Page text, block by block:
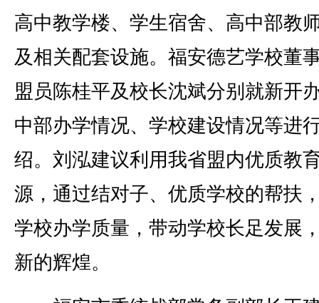
高中教学楼、学生宿舍、高中部教
及相关配套设施。福安德艺学校董
盟员陈桂平及校长沈斌分别就新开
中部办学情况、学校建设情况等进
绍。刘泓建议利用我省盟内优质教
源，通过结对子、优质学校的帮扶
学校办学质量，带动学校长足发展
新的辉煌。